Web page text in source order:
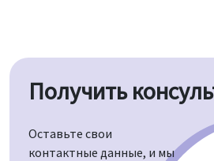
Получить
Оставьте свои
контактные данные, и мы